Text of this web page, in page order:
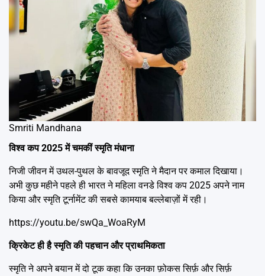
Smriti Mandhana
विश्व कप 2025 में चमकीं स्मृति मंधाना
निजी जीवन में उथल-पुथल के बावजूद स्मृति ने मैदान पर कमाल दिखाया।
अभी कुछ महीने पहले ही भारत ने महिला वनडे विश्व कप 2025 अपने नाम
किया और स्मृति टूर्नामेंट की सबसे कामयाब बल्लेबाज़ों में रही।
https://youtu.be/swQa_WoaRyM
क्रिकेट ही है स्मृति की पहचान और प्राथमिकता
स्मृति ने अपने बयान में दो टूक कहा कि उनका फ़ोकस सिर्फ़ और सिर्फ़